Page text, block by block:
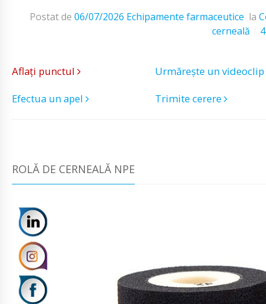
Postat de 06/07/2026 Echipamente farmaceutice la
cerneală
Aflați punctul
Urmărește un videoclip
Efectua un apel
Trimite cerere
ROLĂ DE CERNEALĂ NPE